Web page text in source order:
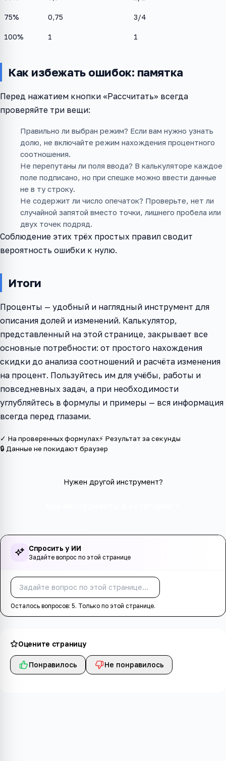
75% 0,75 3/4
100% 1 1
Как избежать ошибок: памятка
Перед нажатием кнопки «Рассчитать» всегда
проверяйте три вещи:
Правильно ли выбран режим? Если вам нужно узнать
долю, не включайте режим нахождения процентного
соотношения.
Не перепутаны ли поля ввода? В калькуляторе каждое
поле подписано, но при спешке можно ввести данные
не в ту строку.
Не содержит ли число опечаток? Проверьте, нет ли
случайной запятой вместо точки, лишнего пробела или
двух точек подряд.
Соблюдение этих трёх простых правил сводит
вероятность ошибки к нулю.
Итоги
Проценты — удобный и наглядный инструмент для
описания долей и изменений. Калькулятор,
представленный на этой странице, закрывает все
основные потребности: от простого нахождения
скидки до анализа соотношений и расчёта изменения
на процент. Пользуйтесь им для учёбы, работы и
повседневных задач, а при необходимости
углубляйтесь в формулы и примеры — вся информация
всегда перед глазами.
✓ На проверенных формулах⚡ Результат за секунды
🔒 Данные не покидают браузер
Нужен другой инструмент?
Спросить у ИИ
Задайте вопрос по этой странице
Осталось вопросов: 5. Только по этой странице.
Оцените страницу
Понравилось Не понравилось